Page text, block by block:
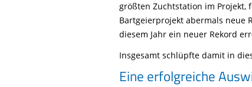
größten Zuchtstation im Projekt,
Bartgeierprojekt abermals neue
diesem Jahr ein neuer Rekord
Insgesamt schlüpfte damit in
Eine erfolgreiche